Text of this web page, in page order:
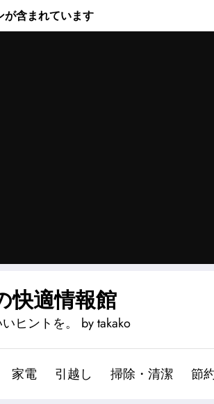
が含まれています
快適情報館
ヒントを。 by takako
家電 引越し 掃除・清潔 節